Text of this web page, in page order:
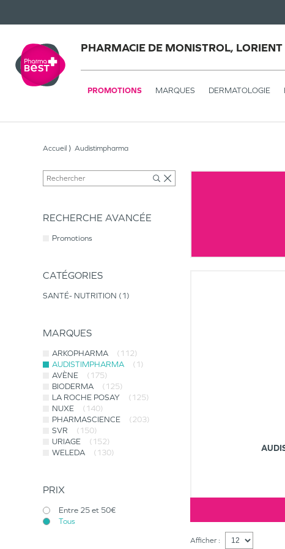
PHARMACIE DE MONISTROL, LORIENT
PROMOTIONS MARQUES DERMATOLOGIE
Accueil Audistimpharma
RECHERCHE AVANCÉE
Promotions
CATÉGORIES
SANTÉ- NUTRITION 1
MARQUES
ARKOPHARMA
(112)
AUDISTIMPHARMA
(1)
AVÈNE
(175)
BIODERMA
(125)
LA ROCHE POSAY
(125)
NUXE
(140)
PHARMASCIENCE
(203)
SVR
(150)
URIAGE
(152)
WELEDA
(130)
PRIX
Entre 25 et 50€
Tous
Afficher :